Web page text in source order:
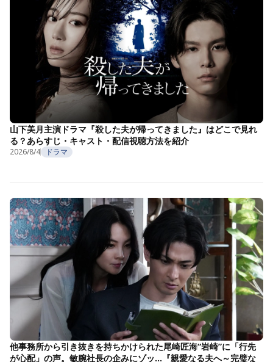
山下美月主演ドラマ『殺した夫が帰ってきました』はどこで見れ
る？あらすじ・キャスト・配信視聴方法を紹介
2026/8/4 ドラマ
他事務所から引き抜きを持ちかけられた尾崎匠海“岩崎”に「行先
が心配」の声。敏腕社長の企みにゾッ…『親愛なる夫へ～完璧な